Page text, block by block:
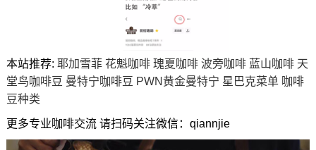
本站推荐: 耶加雪菲 花魁咖啡 瑰夏咖啡 波旁咖啡 蓝山咖啡 天
堂鸟咖啡豆 曼特宁咖啡豆 PWN黄金曼特宁 星巴克菜单 咖啡
豆种类
更多专业咖啡交流 请扫码关注微信：qiannjie